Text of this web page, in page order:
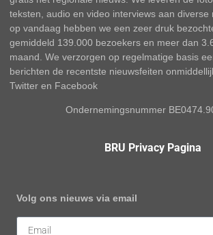
teksten, audio en video interviews aan diverse
op vandaag hebben we een zeer druk
gemiddeld 139.000 bezoekers en meer dan
maand. We verzorgen op regelmatige basis
berichten de recentste nieuwsfeiten
Twitter en Facebook
Ondernemingsnummer
BRU Privacy Pagina
Volg ons nieuws via email